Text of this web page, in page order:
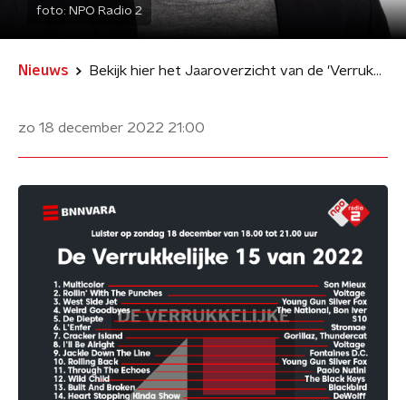
foto: NPO Radio 2
Nieuws Bekijk hier het Jaaroverzicht van de 'Verrukkelijke 15 van 2022'
zo 18 december 2022 21:00